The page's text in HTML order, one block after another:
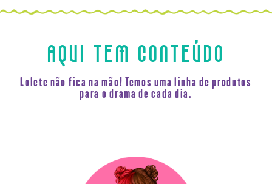
AQUI TEM CONTEÚDO
Lolete não fica na mão! Temos uma linha de produtos
para o drama de cada dia.